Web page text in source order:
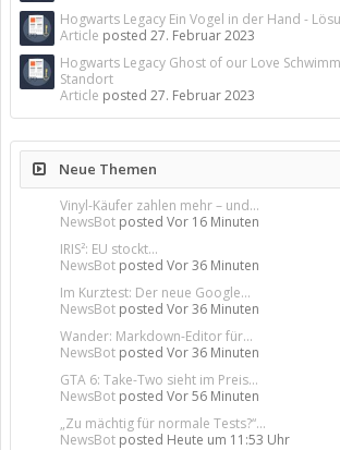
Hogwarts Legacy Ein Vogel in der Hand -
Article posted 27. Februar 2023
Hogwarts Legacy Ghost of our Love
Standort
Article posted 27. Februar 2023
Neue Themen
Vinyl-Käufer zahlen mehr – und...
NewsBot posted Vor 16 Minuten
IRIS²: EU stockt...
NewsBot posted Vor 36 Minuten
Im Kurztest: Der neue Google...
NewsBot posted Vor 36 Minuten
Wander: Markdown-Editor für...
NewsBot posted Vor 36 Minuten
GTA 6: Take-Two sieht im Preis...
NewsBot posted Vor 56 Minuten
„Zu mächtig für normale Tests?“...
NewsBot posted Heute um 11:53 Uhr